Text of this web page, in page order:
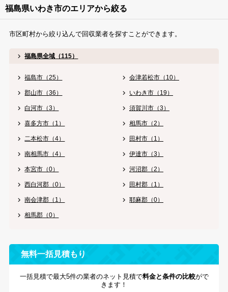
福島県いわき市のエリアから絞る
市区町村から絞り込んで回収業者を探すことができます。
福島県全域（115）
福島市（25） 会津若松市（10）
郡山市（36） いわき市（19）
白河市（3） 須賀川市（3）
喜多方市（1） 相馬市（2）
二本松市（4） 田村市（1）
南相馬市（4） 伊達市（3）
本宮市（0） 河沼郡（2）
西白河郡（0） 田村郡（1）
南会津郡（1） 耶麻郡（0）
相馬郡（0）
無料一括見積もり
一括見積で最大5件の業者のネット見積で料金と条件の比較がで
きます！